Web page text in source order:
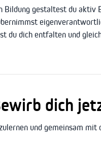
Bildung gestaltest du
du dich entfalten und
dich
und gemeinsam